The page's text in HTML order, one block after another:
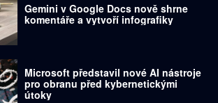
Gemini v Google Docs nově shrne
komentáře a vytvoří infografiky
Microsoft představil nové AI nástroje
pro obranu před kybernetickými
útoky